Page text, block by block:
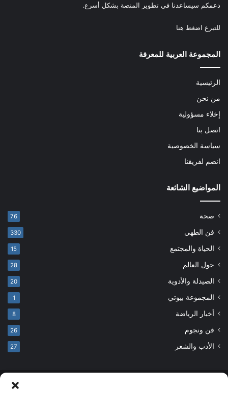
دعمكم سيساعدنا في تطوير المنصة بشكل أسرع.
للتبرع اضغط هنا
المجموعة العربية للمعرفة
الرئيسية
من نحن
إخلاء مسؤولية
اتصل بنا
سياسة الخصوصية
انضم لفريقنا
المواضيع الشائعة
صحة 76
فن الطهي 330
الحياة والمجتمع 15
حول العالم 28
الصيدلة والأدوية 20
المجموعة بيوتي 1
أخبار الرياضة 8
فن ونجوم 26
الأدب والشعر 27